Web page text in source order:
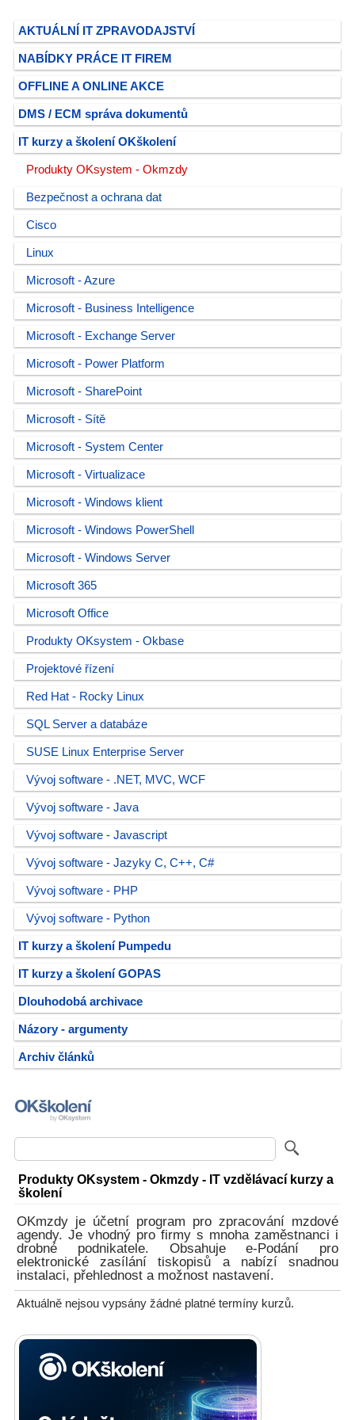
AKTUÁLNÍ IT ZPRAVODAJSTVÍ
NABÍDKY PRÁCE IT FIREM
OFFLINE A ONLINE AKCE
DMS / ECM správa dokumentů
IT kurzy a školení OKškolení
Produkty OKsystem - Okmzdy
Bezpečnost a ochrana dat
Cisco
Linux
Microsoft - Azure
Microsoft - Business Intelligence
Microsoft - Exchange Server
Microsoft - Power Platform
Microsoft - SharePoint
Microsoft - Sítě
Microsoft - System Center
Microsoft - Virtualizace
Microsoft - Windows klient
Microsoft - Windows PowerShell
Microsoft - Windows Server
Microsoft 365
Microsoft Office
Produkty OKsystem - Okbase
Projektové řízení
Red Hat - Rocky Linux
SQL Server a databáze
SUSE Linux Enterprise Server
Vývoj software - .NET, MVC, WCF
Vývoj software - Java
Vývoj software - Javascript
Vývoj software - Jazyky C, C++, C#
Vývoj software - PHP
Vývoj software - Python
IT kurzy a školení Pumpedu
IT kurzy a školení GOPAS
Dlouhodobá archivace
Názory - argumenty
Archiv článků
Produkty OKsystem - Okmzdy - IT vzdělávací kurzy a
školení
OKmzdy je účetní program pro zpracování mzdové
agendy. Je vhodný pro firmy s mnoha zaměstnanci i
drobné podnikatele. Obsahuje e-Podání pro
elektronické zasílání tiskopisů a nabízí snadnou
instalaci, přehlednost a možnost nastavení.
Aktuálně nejsou vypsány žádné platné termíny kurzů.